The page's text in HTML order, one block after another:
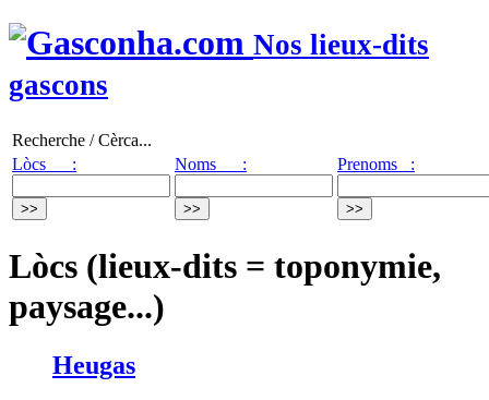
Nos lieux-dits
gascons
Recherche / Cèrca...
Lòcs :
Noms : Prenoms :
Lòcs (lieux-dits = toponymie,
paysage...)
Heugas